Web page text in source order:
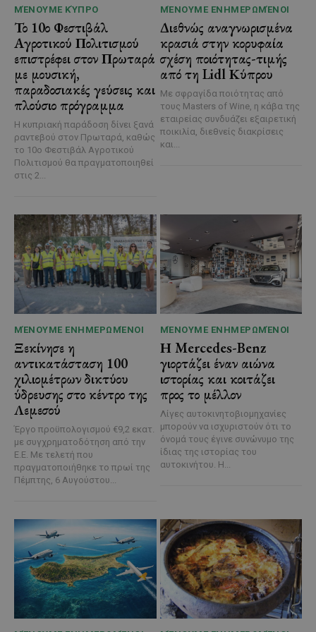
ΜΈΝΟΥΜΕ ΚΎΠΡΟ
Το 10ο Φεστιβάλ
Αγροτικού Πολιτισμού
επιστρέφει στον Πρωταρά
με μουσική,
παραδοσιακές γεύσεις και
πλούσιο πρόγραμμα
Η κυπριακή παράδοση δίνει ξανά
ραντεβού στον Πρωταρά, καθώς
το 10ο Φεστιβάλ Αγροτικού
Πολιτισμού θα πραγματοποιηθεί
στις 2...
ΜΈΝΟΥΜΕ ΕΝΗΜΕΡΩΜΈΝΟΙ
Διεθνώς αναγνωρισμένα
κρασιά στην κορυφαία
σχέση ποιότητας-τιμής
από τη Lidl Κύπρου
Με σφραγίδα ποιότητας από
τους Masters of Wine, η κάβα της
εταιρείας συνδυάζει εξαιρετική
ποικιλία, διεθνείς διακρίσεις
και...
ΜΈΝΟΥΜΕ ΕΝΗΜΕΡΩΜΈΝΟΙ
Ξεκίνησε η
αντικατάσταση 100
χιλιομέτρων δικτύου
ύδρευσης στο κέντρο της
Λεμεσού
Έργο προϋπολογισμού €9,2 εκατ.
με συγχρηματοδότηση από την
Ε.Ε. Με τελετή που
πραγματοποιήθηκε το πρωί της
Πέμπτης, 6 Αυγούστου...
ΜΈΝΟΥΜΕ ΕΝΗΜΕΡΩΜΈΝΟΙ
Η Mercedes-Benz
γιορτάζει έναν αιώνα
ιστορίας και κοιτάζει
προς το μέλλον
Λίγες αυτοκινητοβιομηχανίες
μπορούν να ισχυριστούν ότι το
όνομά τους έγινε συνώνυμο της
ίδιας της ιστορίας του
αυτοκινήτου. Η...